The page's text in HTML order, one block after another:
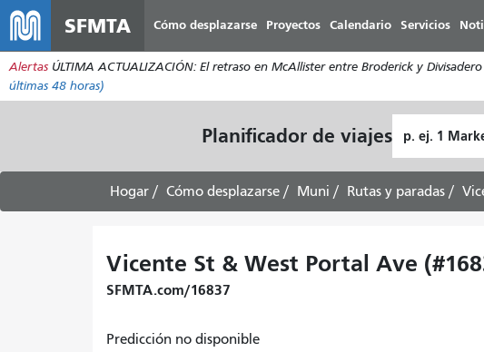
SFMTA Cómo desplazarse Proyectos Calendario Servicios
Alertas ÚLTIMA ACTUALIZACIÓN: El retraso en McAllister entre Broderick y
últimas 48 horas)
Planificador de viajes de
partida
Hogar Cómo desplazarse Muni Rutas y paradas
Vicente St & West Portal Ave
SFMTA.com/16837
Predicción no disponible